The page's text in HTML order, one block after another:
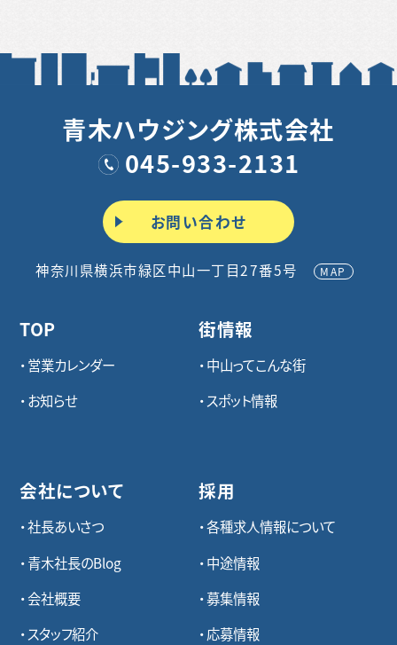
青木ハウジング株式会社
045-933-2131
お問い合わせ
神奈川県横浜市緑区中山一丁目27番5号 MAP
TOP
営業カレンダー
お知らせ
会社について
社長あいさつ
青木社長のBlog
会社概要
スタッフ紹介
街情報
中山ってこんな街
スポット情報
採用
各種求⼈情報について
中途情報
募集情報
応募情報